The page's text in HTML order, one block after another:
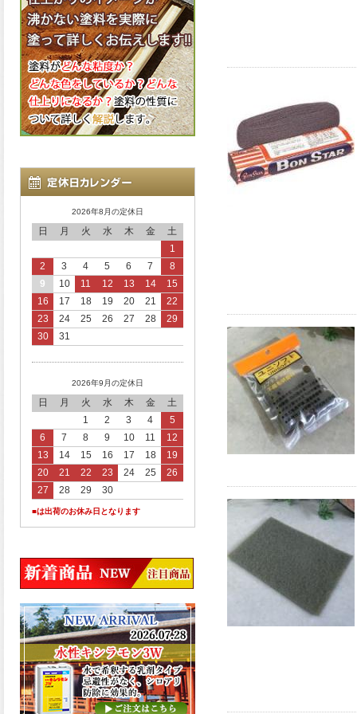
2026年8月の定休日
日 月 火 水 木 金
土
1
2
3 4 5 6 7
8
9
10 11 12 13 14
15
16
17 18 19 20 21
22
23
24 25 26 27 28
29
30
31
2026年9月の定休日
日 月 火 水 木 金
土
1
2 3 4
5
6
7 8 9 10 11
12
13
14 15 16 17 18
19
20
21 22 23 24 25
26
27
28 29 30
■は出荷のお休み日となります